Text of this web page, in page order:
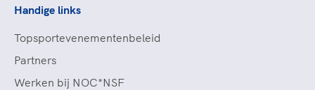
Handige links
Topsportevenementenbeleid
Partners
Werken bij NOC*NSF